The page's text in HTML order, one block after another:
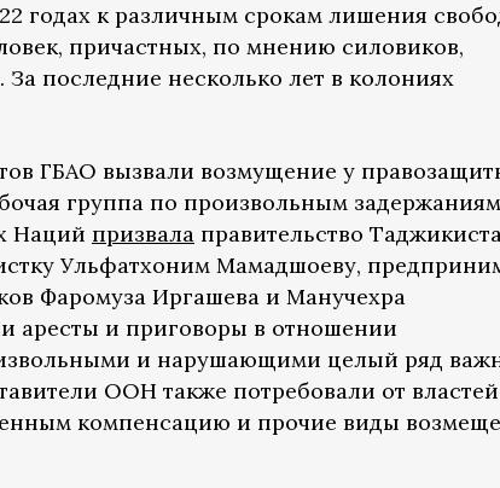
годах к различным срокам лишения
причастных, по мнению силовиков,
последние несколько лет в колониях
ГБАО вызвали возмущение у
группа по произвольным задержаниям
Наций призвала правительство
Ульфатхоним Мамадшоеву,
Фаромуза Иргашева и Манучехра
аресты и приговоры в отношении
и нарушающими целый ряд
ООН также потребовали от властей
компенсацию и прочие виды